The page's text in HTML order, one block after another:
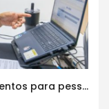
Meu SUS Digital amplia teleatendimentos para pessoas com problemas com jogos e apostas